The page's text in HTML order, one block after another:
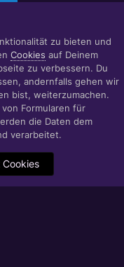
Impressum
zu bieten und
Cookies auf Deinem
zu verbessern. Du
andernfalls gehen wir
bist, weiterzumachen.
Formularen für
die Daten dem
verarbeitet.
Cookies